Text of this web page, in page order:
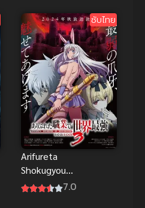
ซับไทย
Arifureta
Shokugyou
de Sekai 7.0